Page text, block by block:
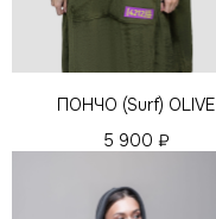
ПОНЧО (Surf) OLIVE
5 900 ₽